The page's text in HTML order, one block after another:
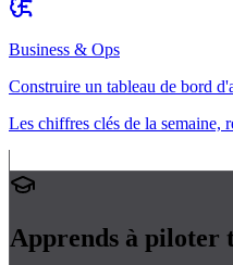
Business & Ops
Construire un tableau de bord
Les chiffres clés de la semaine,
Apprends à piloter